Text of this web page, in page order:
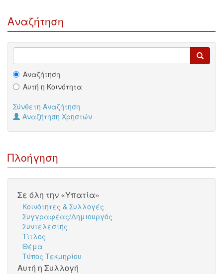
Αναζήτηση
Αναζήτηση
Αυτή η Κοινότητα
Σύνθετη Αναζήτηση
Αναζήτηση Χρηστών
Πλοήγηση
Σε όλη την «Υπατία»
Κοινότητες & Συλλογές
Συγγραφέας/Δημιουργός
Συντελεστής
Τίτλος
Θέμα
Τύπος Τεκμηρίου
Αυτή η Συλλογή